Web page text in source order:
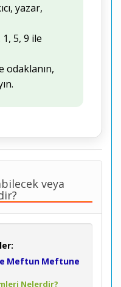
yazar,
5, 9 ile
odaklanın,
veya
Meftun Meftune
Nelerdir?